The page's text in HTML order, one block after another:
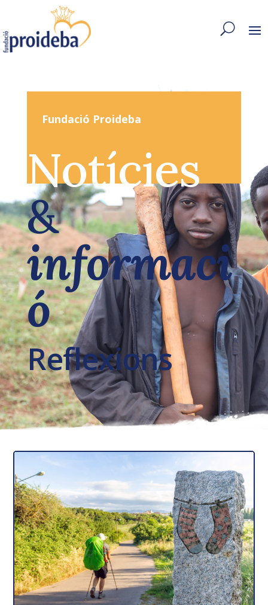
Fundació Proideba
Notícies
&
informaci
ó
Reflexions